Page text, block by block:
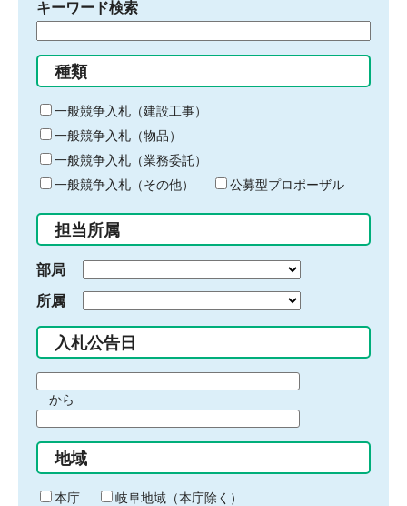
キーワード検索
る
キ
ー
ワ
ー
ド
入
力
種類
一般競争入札（建設工事）
一般競争入札（物品）
一般競争入札（業務委託）
一般競争入札（その他）
公募型プロポーザル
担当所属
部局
所属
入札公告日
間
始
り
から
間
終
わ
地域
本庁
岐阜地域（本庁除く）